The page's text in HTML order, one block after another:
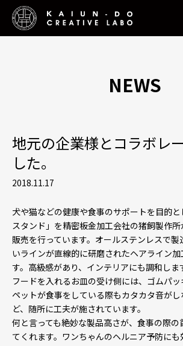
NEWS
地元の企業様とコラボレ
した。
2018.11.17
犬や猫などの健康や食事のサポートを目的
スタンド」を精密板金加工会社の猪飼製作所
販売を行っています。オールステンレスで
いラインが直線的に研磨されたヘアライン
す。高級感があり、インテリアにも調和しま
フードを入れるお皿の受け側には、ゴムパッ
ペットが食事をしている際もカタカタ音が
ど、随所に工夫が施されています。
何と言っても絶妙な製品高さが、食事の際の
てくれます。ワンちゃんのヘルニア予防にも